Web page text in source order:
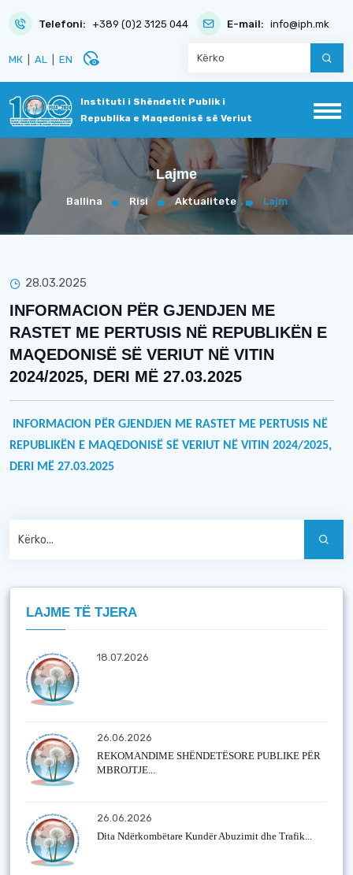
Telefoni: +389 (0)2 3125 044 E-mail: info@iph.mk
МК AL EN disabled_visible
Instituti i Shëndetit Publik i
Republika e Maqedonisë së Veriut
Lajme
Ballina Risi Aktualitete Lajm
28.03.2025
INFORMACION PËR GJENDJEN ME
RASTET ME PERTUSIS NË REPUBLIKËN E
MAQEDONISË SË VERIUT NË VITIN
2024/2025, DERI MË 27.03.2025
INFORMACION PËR GJENDJEN ME RASTET ME PERTUSIS NË
REPUBLIKËN E MAQEDONISË SË VERIUT NË VITIN 2024/2025,
DERI MË 27.03.2025
LAJME TË TJERA
18.07.2026
26.06.2026
REKOMANDIME SHËNDETËSORE PUBLIKE PËR
MBROJTJE...
26.06.2026
Dita Ndërkombëtare Kundër Abuzimit dhe Trafik...